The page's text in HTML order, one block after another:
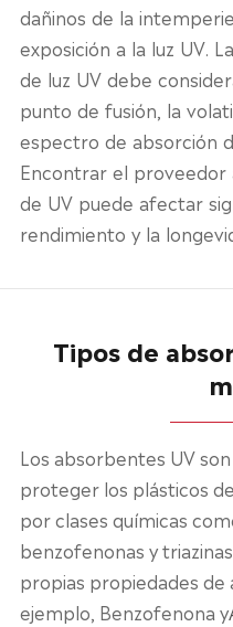
dañinos de la
exposición a la luz UV.
de luz UV debe
punto de fusión, la
espectro de absorción
Encontrar el proveedor
de UV puede afectar
rendimiento y la
Tipos de
Los absorbentes UV
proteger los plásticos
por clases químicas
benzofenonas y
propias propiedades de
ejemplo, Benzofenona y